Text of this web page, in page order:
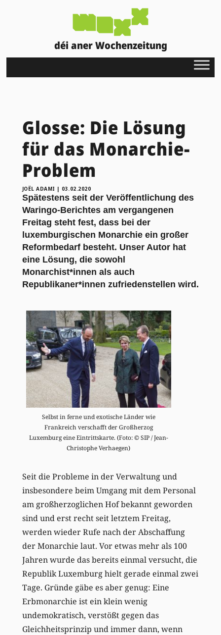
déi aner Wochenzeitung
Glosse: Die Lösung
für das Monarchie-
Problem
JOËL ADAMI | 03.02.2020
Spätestens seit der Veröffentlichung des
Waringo-Berichtes am vergangenen
Freitag steht fest, dass bei der
luxemburgischen Monarchie ein großer
Reformbedarf besteht. Unser Autor hat
eine Lösung, die sowohl
Monarchist*innen als auch
Republikaner*innen zufriedenstellen wird.
Selbst in ferne und exotische Länder wie
Frankreich verschafft der Großherzog
Luxemburg eine Eintrittskarte. (Foto: © SIP / Jean-
Christophe Verhaegen)
Seit die Probleme in der Verwaltung und
insbesondere beim Umgang mit dem Personal
am großherzoglichen Hof bekannt geworden
sind und erst recht seit letztem Freitag,
werden wieder Rufe nach der Abschaffung
der Monarchie laut. Vor etwas mehr als 100
Jahren wurde das bereits einmal versucht, die
Republik Luxemburg hielt gerade einmal zwei
Tage. Gründe gäbe es aber genug: Eine
Erbmonarchie ist ein klein wenig
undemokratisch, verstößt gegen das
Gleichheitsprinzip und immer dann, wenn